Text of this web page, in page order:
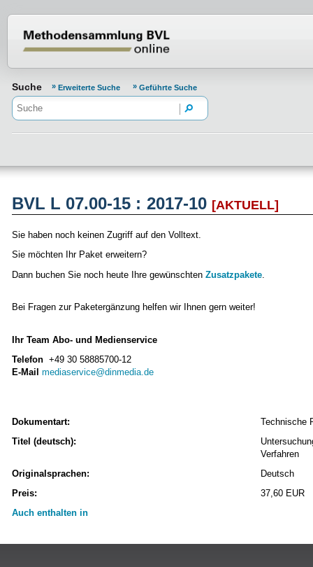
Suche Erweiterte Suche Geführte Suche
BVL L 07.00-15 : 2017-10 [AKTUELL]
Sie haben noch keinen Zugriff auf den Volltext.
Sie möchten Ihr Paket erweitern?
Dann buchen Sie noch heute Ihre gewünschten Zusatzpakete
Bei Fragen zur Paketergänzung helfen wir Ihnen gern weiter!
Ihr Team Abo- und Medienservice
Telefon +49 30 58885700-12
E-Mail mediaservice@dinmedia.de
Dokumentart:
Technische
Titel (deutsch):
Verfahren
Originalsprachen:
Deutsch
Preis:
37,60 EUR
Auch enthalten in